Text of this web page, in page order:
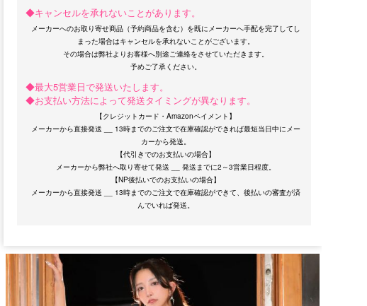
◆キャンセルを承れないことがあります。
メーカーへのお取り寄せ商品（予約商品を含む）を既にメーカーへ手配を完了してし
まった場合はキャンセルを承れないことがございます。
その場合は弊社よりお客様へ別途ご連絡をさせていただきます。
◆最大5営業日で発送いたします。
◆お支払い方法によって発送タイミングが異なります。
【クレジットカード・Amazonペイメント】
メーカーから直接発送 __ 13時までのご注文で在庫確認ができれば最短当日中にメー
カーから発送。
【代引きでのお支払いの場合】
メーカーから弊社へ取り寄せて発送 __ 発送までに2～3営業日程度。
【NP後払いでのお支払いの場合】
メーカーから直接発送 __ 13時までのご注文で在庫確認ができて、後払いの審査が済